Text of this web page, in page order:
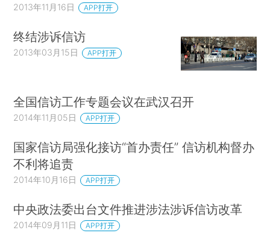
2013年11月16日 APP打开
终结涉诉信访
2013年03月15日 APP打开
全国信访工作专题会议在武汉召开
2014年11月05日 APP打开
国家信访局强化接访“首办责任” 信访机构督办
不利将追责
2014年10月16日 APP打开
中央政法委出台文件推进涉法涉诉信访改革
2014年09月11日 APP打开